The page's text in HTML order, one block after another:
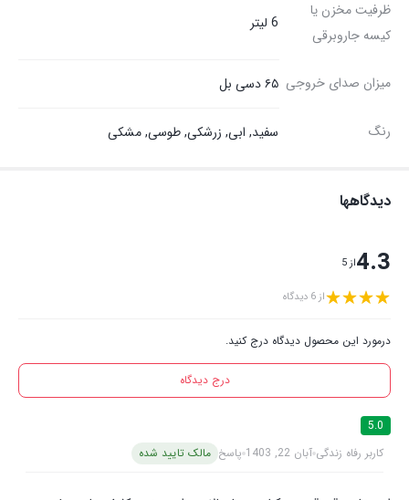
ظرفیت مخزن یا
کیسه جاروبرقی
6 لیتر
میزان صدای خروجی ۶۵ دسی بل
رنگ سفید, ابی, زرشکی, طوسی, مشکی
دیدگاهها
4.3از 5
از 6 دیدگاه
درمورد این محصول دیدگاه درج کنید.
درج دیدگاه
5.0
کاربر رفاه زندگی آبان 22, 1403 پاسخ مالک تایید شده